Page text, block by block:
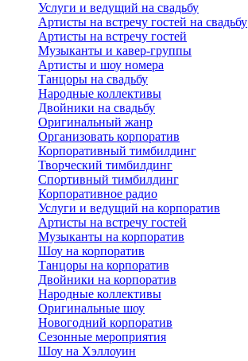
Услуги и ведущий на свадьбу
Артисты на встречу гостей на свадьбу
Артисты на встречу гостей
Музыканты и кавер-группы
Артисты и шоу номера
Танцоры на свадьбу
Народные коллективы
Двойники на свадьбу
Оригинальный жанр
Организовать корпоратив
Корпоративный тимбилдинг
Творческий тимбилдинг
Спортивный тимбилдинг
Корпоративное радио
Услуги и ведущий на корпоратив
Артисты на встречу гостей
Музыканты на корпоратив
Шоу на корпоратив
Танцоры на корпоратив
Двойники на корпоратив
Народные коллективы
Оригинальные шоу
Новогодний корпоратив
Сезонные мероприятия
Шоу на Хэллоуин